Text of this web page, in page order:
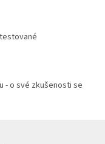
- o své zkušenosti se